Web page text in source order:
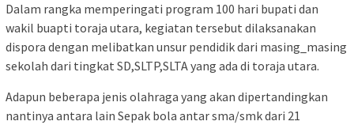
Dalam rangka memperingati program 100 hari bupati dan
wakil buapti toraja utara, kegiatan tersebut dilaksanakan
dispora dengan melibatkan unsur pendidik dari masing_masing
sekolah dari tingkat SD,SLTP,SLTA yang ada di toraja utara.
Adapun beberapa jenis olahraga yang akan dipertandingkan
nantinya antara lain Sepak bola antar sma/smk dari 21